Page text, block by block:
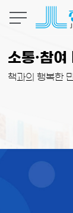
소통·참여
책과의 행복한